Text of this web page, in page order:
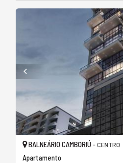
BALNEÁRIO CAMBORIÚ - CENTRO
Apartamento